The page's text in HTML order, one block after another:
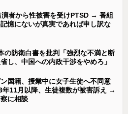
演者から性被害を受けPTSD → 番組
憶にないが真実であれば申し訳な
の防衛白書を批判「強烈な不満と断
し、中国への内政干渉をやめろ」
国籍、授業中に女子生徒へ不同意
11月以降、生徒複数が被害訴え →
に相談